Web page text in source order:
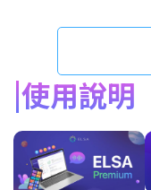
使用說明